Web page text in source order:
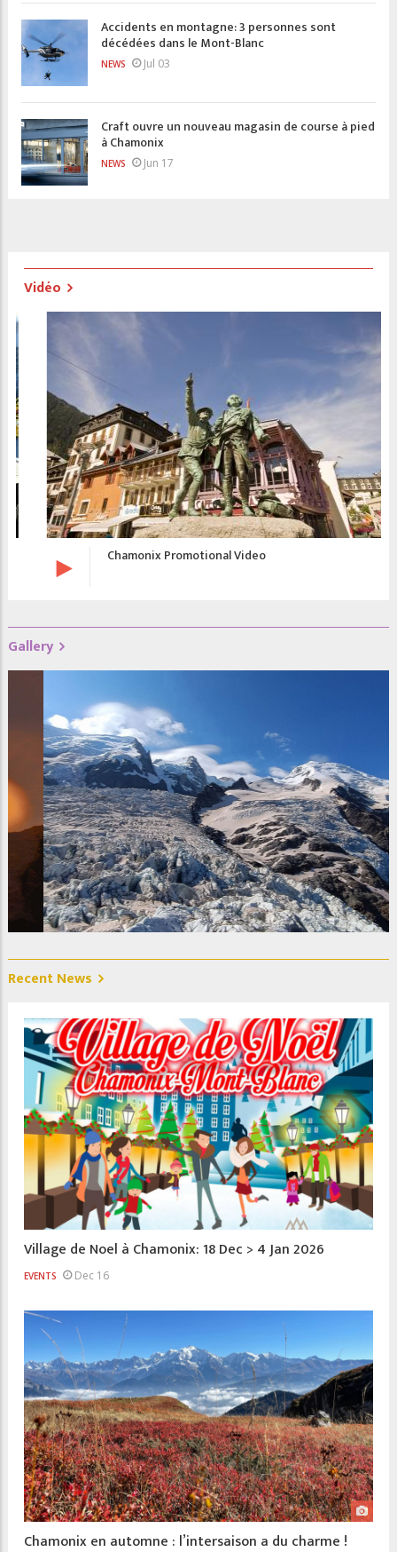
Accidents en montagne: 3 personnes sont
décédées dans le Mont-Blanc
NEWS Jul 03
Craft ouvre un nouveau magasin de course à pied
à Chamonix
NEWS Jun 17
Vidéo
Chamonix Promotional Video
Gallery
La Jonction, Glacier des Bossons et Taconnaz. Photo @
Christelle Jeanniot
Recent News
Village de Noel à Chamonix: 18 Dec > 4 Jan 2026
EVENTS Dec 16
Chamonix en automne : l’intersaison a du charme !